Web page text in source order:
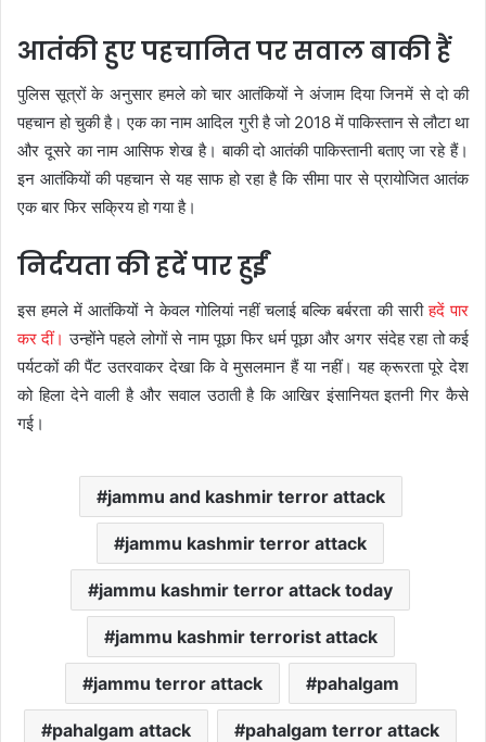
आतंकी हुए पहचानित पर सवाल बाकी हैं
पुलिस सूत्रों के अनुसार हमले को चार आतंकियों ने अंजाम दिया जिनमें से दो की
पहचान हो चुकी है। एक का नाम आदिल गुरी है जो 2018 में पाकिस्तान से लौटा था
और दूसरे का नाम आसिफ शेख है। बाकी दो आतंकी पाकिस्तानी बताए जा रहे हैं।
इन आतंकियों की पहचान से यह साफ हो रहा है कि सीमा पार से प्रायोजित आतंक
एक बार फिर सक्रिय हो गया है।
निर्दयता की हदें पार हुईं
इस हमले में आतंकियों ने केवल गोलियां नहीं चलाई बल्कि बर्बरता की सारीहदें पार
कर दीं। उन्होंने पहले लोगों से नाम पूछा फिर धर्म पूछा और अगर संदेह रहा तो कई
पर्यटकों की पैंट उतरवाकर देखा कि वे मुसलमान हैं या नहीं। यह क्रूरता पूरे देश
को हिला देने वाली है और सवाल उठाती है कि आखिर इंसानियत इतनी गिर कैसे
गई।
jammu and kashmir terror attack
jammu kashmir terror attack
jammu kashmir terror attack today
jammu kashmir terrorist attack
jammu terror attack pahalgam
pahalgam attack pahalgam terror attack